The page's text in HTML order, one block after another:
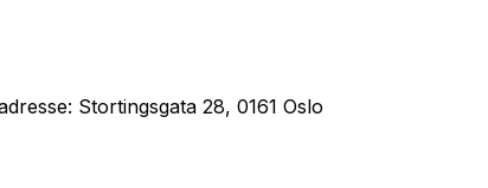
Stortingsgata 28, 0161 Oslo